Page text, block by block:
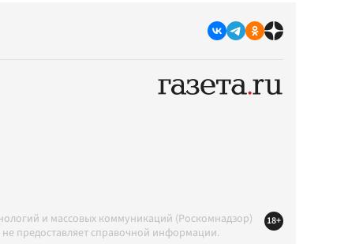
и массовых коммуникаций (Роскомнадзор)
не предоставляет справочной информации.
18+